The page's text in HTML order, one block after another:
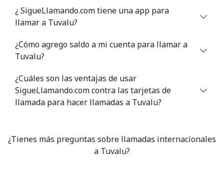
¿ SigueLlamando.com tiene una app para
llamar a Tuvalu?
¿Cómo agrego saldo a mi cuenta para llamar a
Tuvalu?
¿Cuáles son las ventajas de usar
SigueLlamando.com contra las tarjetas de
llamada para hacer llamadas a Tuvalu?
¿Tienes más preguntas sobre llamadas internacionales
a Tuvalu?